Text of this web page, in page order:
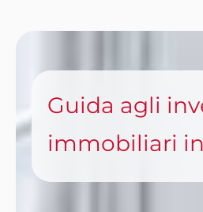
Guida agli
immobiliari in